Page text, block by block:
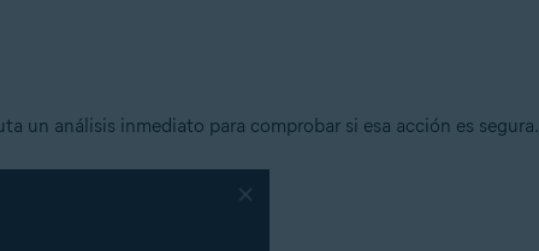
Enterprise/Ultimate - Service Pack 1 con Convenient Rollup
un análisis inmediato para comprobar si esa acción es segura.